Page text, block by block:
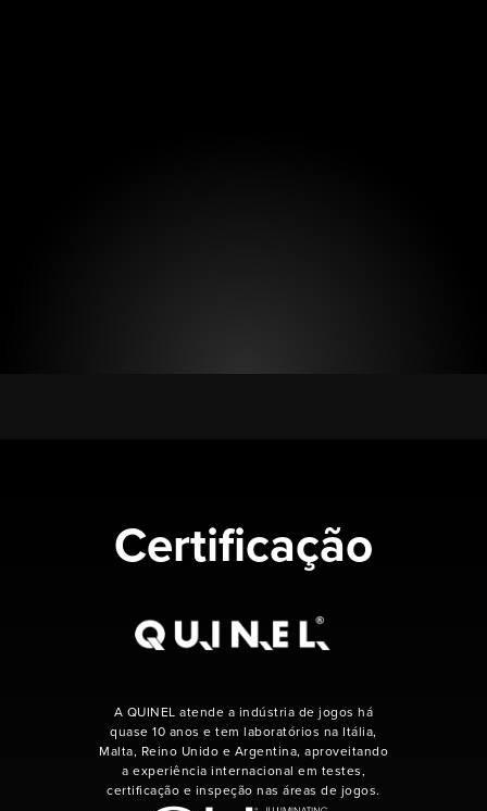
Certificação
A QUINEL atende a indústria de jogos há
quase 10 anos e tem laboratórios na Itália,
Malta, Reino Unido e Argentina, aproveitando
a experiência internacional em testes,
certificação e inspeção nas áreas de jogos.